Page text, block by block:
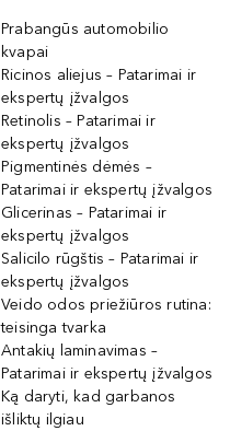
Prabangūs automobilio
kvapai
Ricinos aliejus – Patarimai ir
ekspertų įžvalgos
Retinolis – Patarimai ir
ekspertų įžvalgos
Pigmentinės dėmės –
Patarimai ir ekspertų įžvalgos
Glicerinas – Patarimai ir
ekspertų įžvalgos
Salicilo rūgštis – Patarimai ir
ekspertų įžvalgos
Veido odos priežiūros rutina:
teisinga tvarka
Antakių laminavimas –
Patarimai ir ekspertų įžvalgos
Ką daryti, kad garbanos
išliktų ilgiau